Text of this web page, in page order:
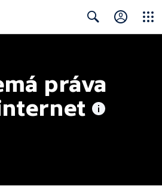
práva